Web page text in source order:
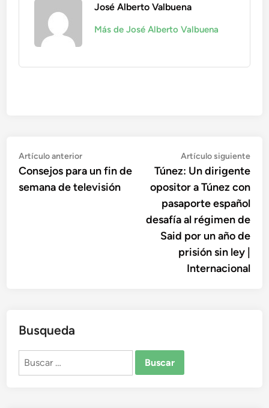
José Alberto Valbuena
Más de José Alberto Valbuena
Navegación
de
entradas
Artículo anteriorArtículo
anterior:
Consejos para un fin de
semana de televisión
Artículo siguiente
Túnez: Un dirigente
opositor a Túnez con
pasaporte español
desafía al régimen de
Said por un año de
prisión sin ley |
Internacional
Busqueda
Buscar: